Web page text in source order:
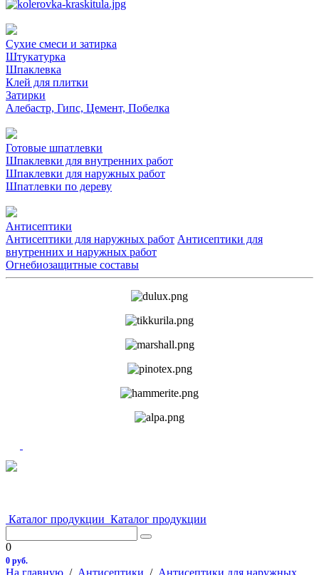
Сухие смеси и затирка
Штукатурка
Шпаклевка
Клей для плитки
Затирки
Алебастр, Гипс, Цемент, Побелка
Готовые шпатлевки
Шпаклевки для внутренних работ
Шпаклевки для наружных работ
Шпатлевки по дереву
Антисептики
Антисептики для наружных работ Антисептики для
внутренних и наружных работ
Огнебиозащитные составы
Каталог продукции Каталог продукции
0
0 руб.
На главную / Антисептики / Антисептики для наружных